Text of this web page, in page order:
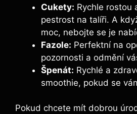
Cukety: Rychle rostou
pestrost na talíři. A
moc, nebojte se je
Fazole: Perfektní na
pozornosti a odmění
Špenát: Rychlé a
smoothie, pokud se
Pokud chcete mít dobrou